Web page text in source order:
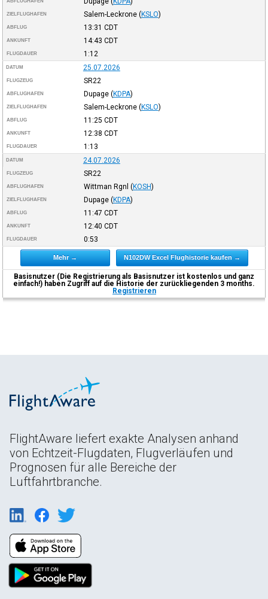
ZIELFLUGHAFEN Salem-Leckrone (KSLO)
ABFLUG 13:31 CDT
ANKUNFT 14:43 CDT
FLUGDAUER 1:12
DATUM 25.07.2026
FLUGZEUG SR22
ABFLUGHAFEN Dupage (KDPA)
ZIELFLUGHAFEN Salem-Leckrone (KSLO)
ABFLUG 11:25 CDT
ANKUNFT 12:38 CDT
FLUGDAUER 1:13
DATUM 24.07.2026
FLUGZEUG SR22
ABFLUGHAFEN Wittman Rgnl (KOSH)
ZIELFLUGHAFEN Dupage (KDPA)
ABFLUG 11:47 CDT
ANKUNFT 12:40 CDT
FLUGDAUER 0:53
Mehr → N102DW Excel Flughistorie kaufen →
Basisnutzer (Die Registrierung als Basisnutzer ist kostenlos und ganz
einfach!) haben Zugriff auf die Historie der zurückliegenden 3 months.
Registrieren
FlightAware liefert exakte Analysen anhand
von Echtzeit-Flugdaten, Flugverläufen und
Prognosen für alle Bereiche der
Luftfahrtbranche.